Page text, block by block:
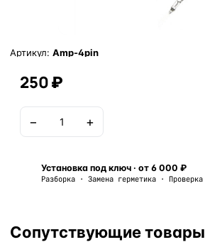
Артикул: Amp-4pin
250 ₽
− +
Установка под ключ · от 6 000 ₽
Разборка · Замена герметика · Проверка
Сопутствующие товары